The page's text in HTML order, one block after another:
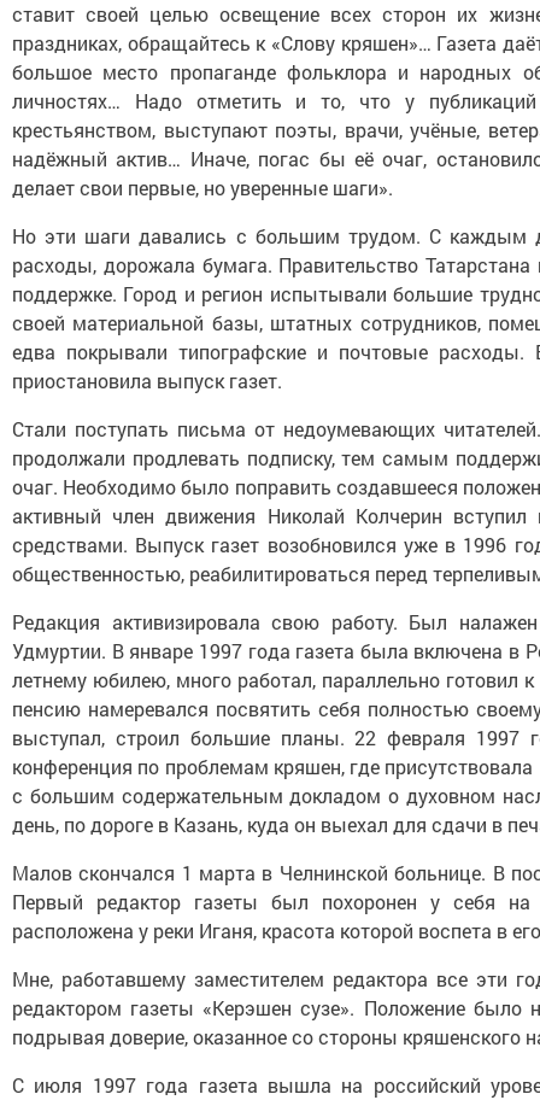
ставит своей целью освещение всех сторон их
праздниках, обращайтесь к «Слову кряшен»… Газета
большое место пропаганде фольклора и народных
личностях… Надо отметить и то, что у
крестьянством, выступают поэты, врачи, учёные,
надёжный актив… Иначе, погас бы её очаг,
делает свои первые, но уверенные шаги».
Но эти шаги давались с большим трудом. С каждым
расходы, дорожала бумага. Правительство
поддержке. Город и регион испытывали большие
своей материальной базы, штатных сотрудников,
едва покрывали типографские и почтовые
приостановила выпуск газет.
Стали поступать письма от недоумевающих
продолжали продлевать подписку, тем самым
очаг. Необходимо было поправить создавшееся
активный член движения Николай Колчерин
средствами. Выпуск газет возобновился уже в 1996
общественностью, реабилитироваться перед
Редакция активизировала свою работу. Был
Удмуртии. В январе 1997 года газета была включена в
летнему юбилею, много работал, параллельно
пенсию намеревался посвятить себя полностью
выступал, строил большие планы. 22 февраля 1997
конференция по проблемам кряшен, где
с большим содержательным докладом о духовном
день, по дороге в Казань, куда он выехал для сдачи в
Малов скончался 1 марта в Челнинской больнице. В
Первый редактор газеты был похоронен у себя
расположена у реки Иганя, красота которой воспета в
Мне, работавшему заместителем редактора все эти
редактором газеты «Керэшен сузе». Положение было
подрывая доверие, оказанное со стороны кряшенского
С июля 1997 года газета вышла на российский